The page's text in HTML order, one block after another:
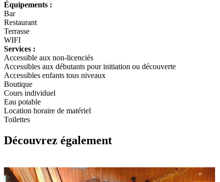
Équipements :
Bar
Restaurant
Terrasse
WIFI
Services :
Accessible aux non-licenciés
Accessibles aux débutants pour initiation ou découverte
Accessibles enfants tous niveaux
Boutique
Cours individuel
Eau potable
Location horaire de matériel
Toilettes
Découvrez également